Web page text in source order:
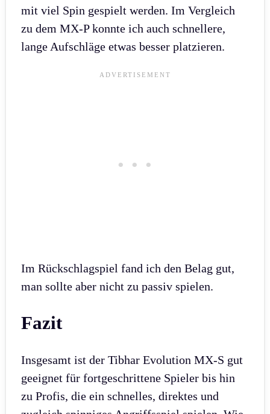
mit viel Spin gespielt werden. Im Vergleich
zu dem MX-P konnte ich auch schnellere,
lange Aufschläge etwas besser platzieren.
Im Rückschlagspiel fand ich den Belag gut,
man sollte aber nicht zu passiv spielen.
Fazit
Insgesamt ist der Tibhar Evolution MX-S gut
geeignet für fortgeschrittene Spieler bis hin
zu Profis, die ein schnelles, direktes und